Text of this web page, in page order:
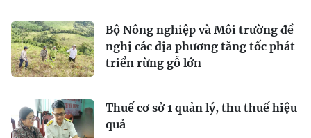
Bộ Nông nghiệp và Môi trường đề
nghị các địa phương tăng tốc phát
triển rừng gỗ lớn
Thuế cơ sở 1 quản lý, thu thuế hiệu
quả